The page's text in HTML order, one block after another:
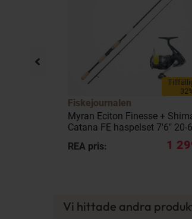
Fiskejournalen
Myran Eciton Finesse +
Catana FE haspelset 7'6" 20-
REA pris:
1
Vi hittade andra